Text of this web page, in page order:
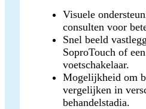
Visuele
consulten voor
Snel beeld
SoproTouch of
voetschakelaar.
Mogelijkheid om
vergelijken in
behandelstadia.